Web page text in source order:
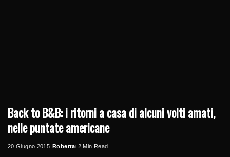
Back to B&B: i ritorni a casa di alcuni volti amati,
nelle puntate americane
20 Giugno 2015
Posted
Roberta 2 Min Read